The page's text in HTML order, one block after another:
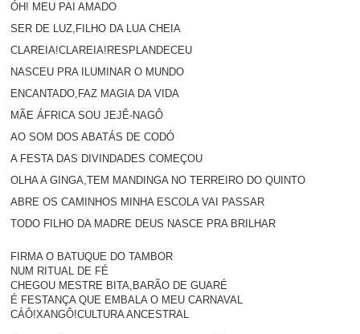
ÓH! MEU PAI AMADO
SER DE LUZ,FILHO DA LUA CHEIA
CLAREIA!CLAREIA!RESPLANDECEU
NASCEU PRA ILUMINAR O MUNDO
ENCANTADO,FAZ MAGIA DA VIDA
MÃE ÁFRICA SOU JEJÊ-NAGÔ
AO SOM DOS ABATÁS DE CODÓ
A FESTA DAS DIVINDADES COMEÇOU
OLHA A GINGA,TEM MANDINGA NO TERREIRO DO QUINTO
ABRE OS CAMINHOS MINHA ESCOLA VAI PASSAR
TODO FILHO DA MADRE DEUS NASCE PRA BRILHAR
FIRMA O BATUQUE DO TAMBOR
NUM RITUAL DE FÉ
CHEGOU MESTRE BITA,BARÃO DE GUARÉ
É FESTANÇA QUE EMBALA O MEU CARNAVAL
CÁÔ!XANGÔ!CULTURA ANCESTRAL